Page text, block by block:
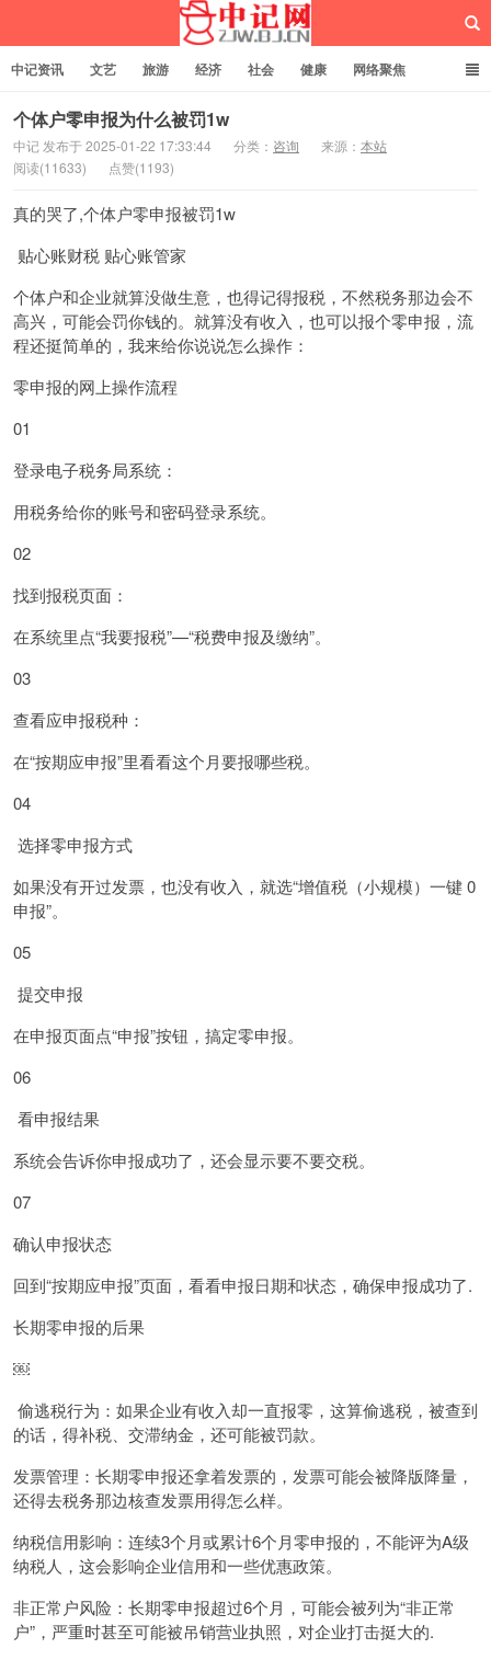
中记资讯 文艺 旅游 经济 社会 健康 网络聚焦
企业管理 网站建设 记者专栏
个体户零申报为什么被罚1w
中记 发布于 2025-01-22 17:33:44 分类： 咨询 来源： 本站
阅读(11633)
点赞(1193)
真的哭了,个体户零申报被罚1w
贴心账财税 贴心账管家
个体户和企业就算没做生意，也得记得报税，不然税务那边会不
高兴，可能会罚你钱的。就算没有收入，也可以报个零申报，流
程还挺简单的，我来给你说说怎么操作：
零申报的网上操作流程
01
登录电子税务局系统：
用税务给你的账号和密码登录系统。
02
找到报税页面：
在系统里点“我要报税”—“税费申报及缴纳”。
03
查看应申报税种：
在“按期应申报”里看看这个月要报哪些税。
04
选择零申报方式
如果没有开过发票，也没有收入，就选“增值税（小规模）一键 0
申报”。
05
提交申报
在申报页面点“申报”按钮，搞定零申报。
06
看申报结果
系统会告诉你申报成功了，还会显示要不要交税。
07
确认申报状态
回到“按期应申报”页面，看看申报日期和状态，确保申报成功了.
长期零申报的后果
￼
偷逃税行为：如果企业有收入却一直报零，这算偷逃税，被查到
的话，得补税、交滞纳金，还可能被罚款。
发票管理：长期零申报还拿着发票的，发票可能会被降版降量，
还得去税务那边核查发票用得怎么样。
纳税信用影响：连续3个月或累计6个月零申报的，不能评为A级
纳税人，这会影响企业信用和一些优惠政策。
非正常户风险：长期零申报超过6个月，可能会被列为“非正常
户”，严重时甚至可能被吊销营业执照，对企业打击挺大的.